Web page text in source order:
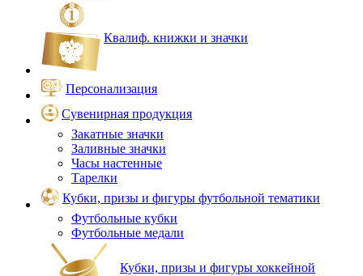
Квалиф. книжки и значки
Персонализация
Сувенирная продукция
Закатные значки
Заливные значки
Часы настенные
Тарелки
Кубки, призы и фигуры футбольной тематики
Футбольные кубки
Футбольные медали
Кубки, призы и фигуры хоккейной